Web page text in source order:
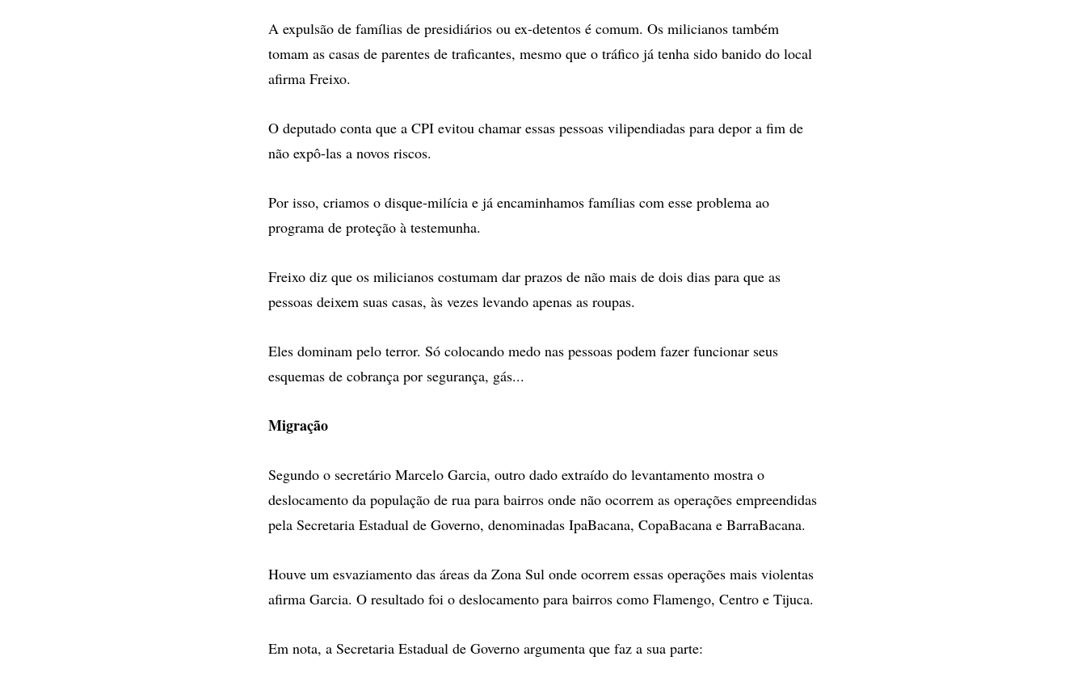
A expulsão de famílias de presidiários ou ex-detentos é comum. Os milicianos também
tomam as casas de parentes de traficantes, mesmo que o tráfico já tenha sido banido do local
afirma Freixo.
O deputado conta que a CPI evitou chamar essas pessoas vilipendiadas para depor a fim de
não expô-las a novos riscos.
Por isso, criamos o disque-milícia e já encaminhamos famílias com esse problema ao
programa de proteção à testemunha.
Freixo diz que os milicianos costumam dar prazos de não mais de dois dias para que as
pessoas deixem suas casas, às vezes levando apenas as roupas.
Eles dominam pelo terror. Só colocando medo nas pessoas podem fazer funcionar seus
esquemas de cobrança por segurança, gás...
Migração
Segundo o secretário Marcelo Garcia, outro dado extraído do levantamento mostra o
deslocamento da população de rua para bairros onde não ocorrem as operações empreendidas
pela Secretaria Estadual de Governo, denominadas IpaBacana, CopaBacana e BarraBacana.
Houve um esvaziamento das áreas da Zona Sul onde ocorrem essas operações mais violentas
afirma Garcia. O resultado foi o deslocamento para bairros como Flamengo, Centro e Tijuca.
Em nota, a Secretaria Estadual de Governo argumenta que faz a sua parte: